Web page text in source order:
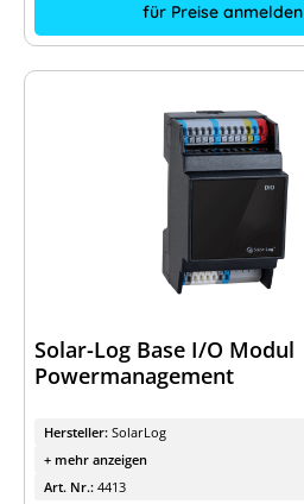
für Preise anmelden
Solar-Log Base I/O Modul
Powermanagement
Hersteller: SolarLog
+ mehr anzeigen
Art. Nr.: 4413